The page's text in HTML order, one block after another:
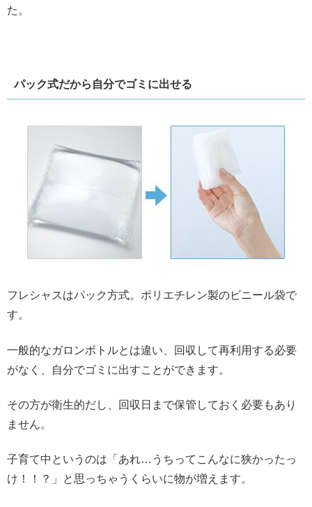
た。
パック式だから自分でゴミに出せる
フレシャスはパック方式。ポリエチレン製のビニール袋で
す。
一般的なガロンボトルとは違い、回収して再利用する必要
がなく、自分でゴミに出すことができます。
その方が衛生的だし、回収日まで保管しておく必要もあり
ません。
子育て中というのは「あれ…うちってこんなに狭かったっ
け！！？」と思っちゃうくらいに物が増えます。